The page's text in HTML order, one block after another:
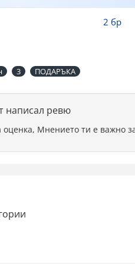
2 бр
3 ПОДАРЪКА
написал ревю
оценка, Мнението ти е важно